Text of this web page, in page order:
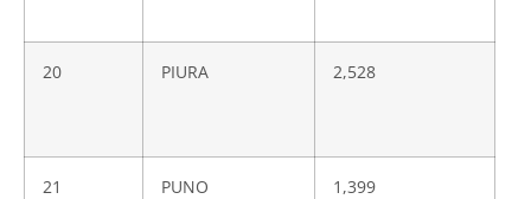
20 PIURA 2,528
21 PUNO 1,399